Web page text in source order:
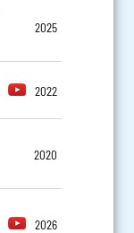
2025
2022
2020
2026